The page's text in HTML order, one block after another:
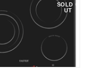
SOLD O
UT